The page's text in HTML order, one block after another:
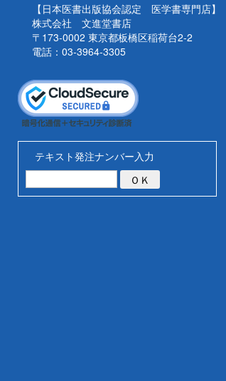
【日本医書出版協会認定 医学書専門店】
株式会社 文進堂書店
〒173-0002 東京都板橋区稲荷台2-2
電話：03-3964-3305
テキスト発注ナンバー入力